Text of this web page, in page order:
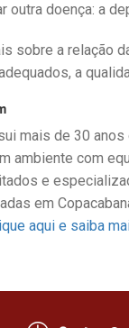
outra doença: a
sobre a relação
a
mais de 30
ambiente com
e
em
aqui e saiba